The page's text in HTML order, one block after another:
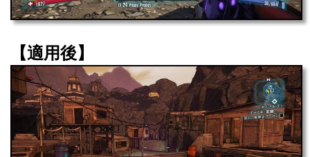
【適用後】